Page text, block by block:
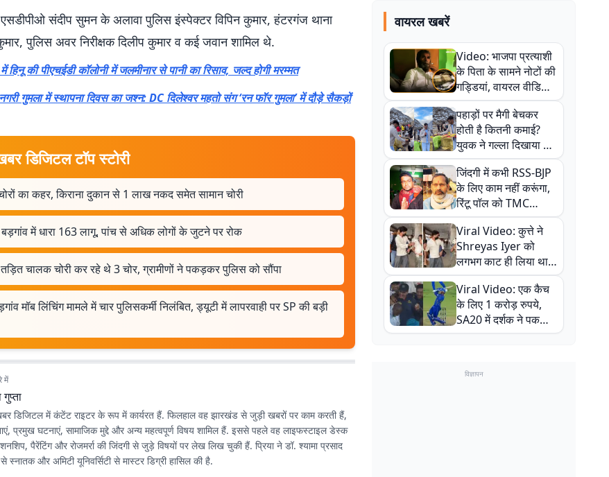
एसडीपीओ संदीप सुमन के अलावा पुलिस इंस्पेक्टर विपिन कुमार, हंटरगंज थाना
पुलिस अवर निरीक्षक दिलीप कुमार व कई जवान शामिल थे.
में हिनू की पीएचईडी कॉलोनी में जलमीनार से पानी का रिसाव, जल्द होगी मरम्मत
गुमला में स्थापना दिवस का जश्न: DC दिलेश्वर महतो संग ‘रन फॉर गुमला’ में दौड़े सैकड़ों
डिजिटल टॉप स्टोरी
का कहर, किराना दुकान से 1 लाख नकद समेत सामान चोरी
में धारा 163 लागू, पांच से अधिक लोगों के जुटने पर रोक
चालक चोरी कर रहे थे 3 चोर, ग्रामीणों ने पकड़कर पुलिस को सौंपा
मॉब लिंचिंग मामले में चार पुलिसकर्मी निलंबित, ड्यूटी में लापरवाही पर SP की बड़ी
में
गुप्ता
खबर डिजिटल में कंटेंट राइटर के रूप में कार्यरत हैं. फिलहाल वह झारखंड से जुड़ी खबरों पर काम करती हैं,
प्रमुख घटनाएं, सामाजिक मुद्दे और अन्य महत्वपूर्ण विषय शामिल हैं. इससे पहले वह लाइफस्टाइल डेस्क
पैरेंटिंग और रोजमर्रा की जिंदगी से जुड़े विषयों पर लेख लिख चुकी हैं. प्रिया ने डॉ. श्यामा प्रसाद
से स्नातक और अमिटी यूनिवर्सिटी से मास्टर डिग्री हासिल की है.
वायरल खबरें
Video: भाजपा प्रत्याशी
के पिता के सामने नोटों की
गड्डियां, वायरल वीडियो
से राजनीति में उबाल,
अजित महतो बोले- TMC
की गंदी चाल
पहाड़ों पर मैगी बेचकर
होती है कितनी कमाई?
युवक ने गल्ला दिखाया तो
नौकरी वालों के खड़े हो गए
कान
जिंदगी में कभी RSS-BJP
के लिए काम नहीं करूंगा,
रिंटू पॉल को TMC
ऑफिस में ले जाकर पीटा,
Video वायरल
Viral Video: कुत्ते ने
Shreyas Iyer को
लगभग काट ही लिया था,
न्यूजीलैंड सीरीज से पहले
बाल-बाल बचे
Viral Video: एक कैच
के लिए 1 करोड़ रुपये,
SA20 में दर्शक ने पकड़ा
एक हाथ से गजब का कैच
विज्ञापन